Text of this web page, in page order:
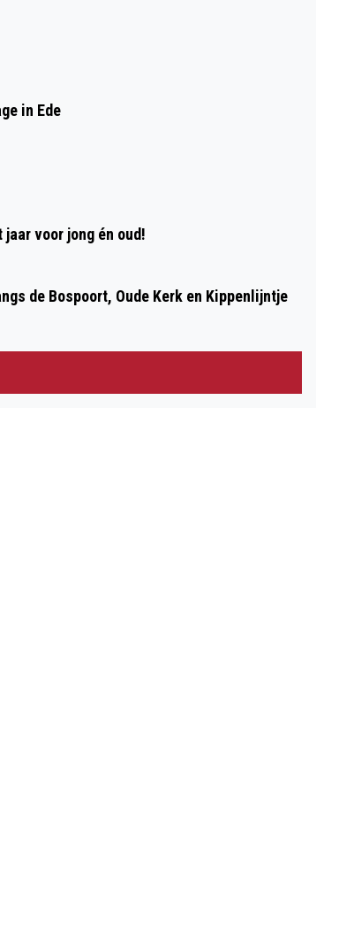
DE NATUUR OP DE EDESE
in Ede
voor jong én oud!
de Bospoort, Oude Kerk en Kippenlijntje